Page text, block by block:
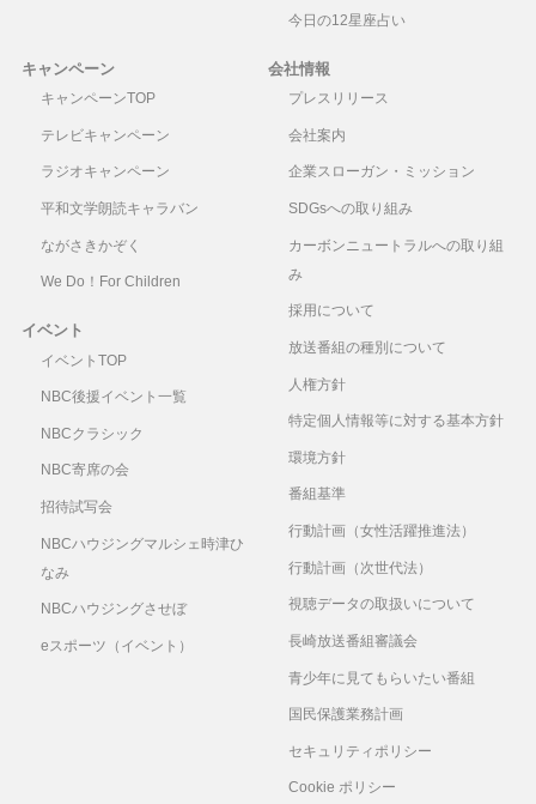
今日の12星座占い
キャンペーン
キャンペーンTOP
テレビキャンペーン
ラジオキャンペーン
平和文学朗読キャラバン
ながさきかぞく
We Do！For Children
イベント
イベントTOP
NBC後援イベント一覧
NBCクラシック
NBC寄席の会
招待試写会
NBCハウジングマルシェ時津ひ
なみ
NBCハウジングさせぼ
eスポーツ（イベント）
会社情報
プレスリリース
会社案内
企業スローガン・ミッション
SDGsへの取り組み
カーボンニュートラルへの取り組
み
採用について
放送番組の種別について
人権方針
特定個人情報等に対する基本方針
環境方針
番組基準
行動計画（女性活躍推進法）
行動計画（次世代法）
視聴データの取扱いについて
長崎放送番組審議会
青少年に見てもらいたい番組
国民保護業務計画
セキュリティポリシー
Cookie ポリシー